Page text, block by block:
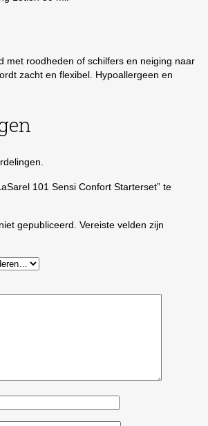
met roodheden of schilfers en neiging naar
zacht en flexibel. Hypoallergeen en
101 Sensi Confort Starterset” te
gepubliceerd. Vereiste velden zijn